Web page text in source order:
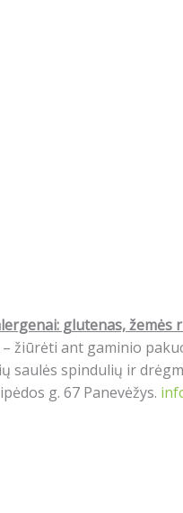
glutenas, žemės
žiūrėti ant gaminio
spindulių ir
g. 67 Panevėžys.